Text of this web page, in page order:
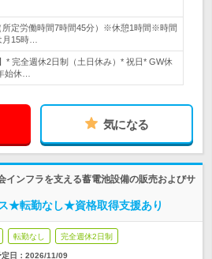
所定労働時間7時間45分）※休憩1時間※時間
15時…
* 完全週休2日制（土日休み）* 祝日* GW休
始休…
気になる
インフラを支える蓄電池設備の販売およびサ
★転勤なし★資格取得支援あり
転勤なし 完全週休2日制
日： 2026/11/09